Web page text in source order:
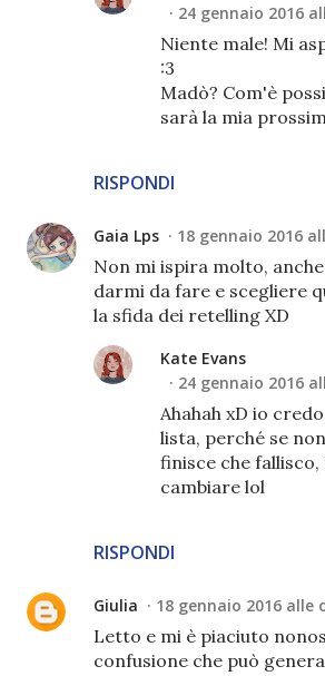
RISPONDI
24 gennaio 2016
Niente male! Mi
:3
Madò? Com'è
sarà la mia
Gaia Lps 18 gennaio 2016
Non mi ispira molto,
darmi da fare e scegliere
la sfida dei retelling XD
RISPONDI
Kate Evans
24 gennaio 2016
Ahahah xD io
lista, perché se
finisce che
cambiare lol
Giulia 18 gennaio 2016 alle
Letto e mi è piaciuto
confusione che può